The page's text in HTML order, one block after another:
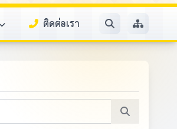
ติดต่อเรา